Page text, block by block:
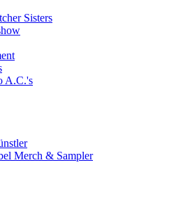
Sisters
A.C.'s
Merch & Sampler